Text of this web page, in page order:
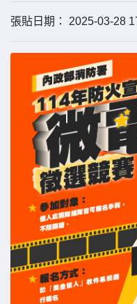
張貼日期： 2025-03-28